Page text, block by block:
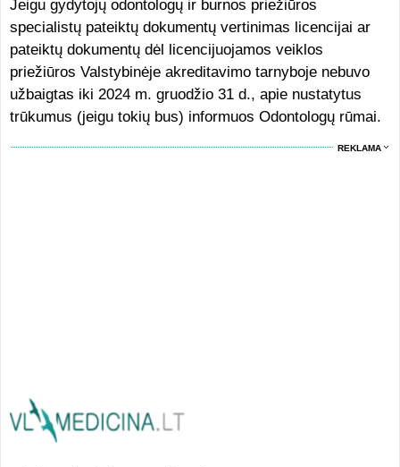
Jeigu gydytojų odontologų ir burnos priežiūros
specialistų pateiktų dokumentų vertinimas licencijai ar
pateiktų dokumentų dėl licencijuojamos veiklos
priežiūros Valstybinėje akreditavimo tarnyboje nebuvo
užbaigtas iki 2024 m. gruodžio 31 d., apie nustatytus
trūkumus (jeigu tokių bus) informuos Odontologų rūmai.
REKLAMA